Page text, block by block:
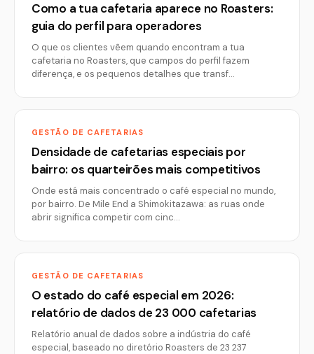
Como a tua cafetaria aparece no Roasters:
guia do perfil para operadores
O que os clientes vêem quando encontram a tua
cafetaria no Roasters, que campos do perfil fazem
diferença, e os pequenos detalhes que transf…
GESTÃO DE CAFETARIAS
Densidade de cafetarias especiais por
bairro: os quarteirões mais competitivos
Onde está mais concentrado o café especial no mundo,
por bairro. De Mile End a Shimokitazawa: as ruas onde
abrir significa competir com cinc…
GESTÃO DE CAFETARIAS
O estado do café especial em 2026:
relatório de dados de 23 000 cafetarias
Relatório anual de dados sobre a indústria do café
especial, baseado no diretório Roasters de 23 237